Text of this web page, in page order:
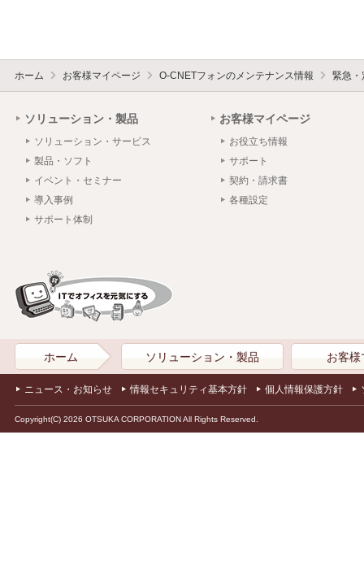
ホーム お客様マイページ O-CNETフォンのメンテナンス情報 緊急・
ソリューション・製品
ソリューション・サービス
製品・ソフト
イベント・セミナー
導入事例
サポート体制
お客様マイページ
お役立ち情報
サポート
契約・請求書
各種設定
ホーム ソリューション・製品 お客様
ニュース・お知らせ 情報セキュリティ基本方針 個人情報保護方針
Copyright(C) 2026 OTSUKA CORPORATION All Rights Reserved.